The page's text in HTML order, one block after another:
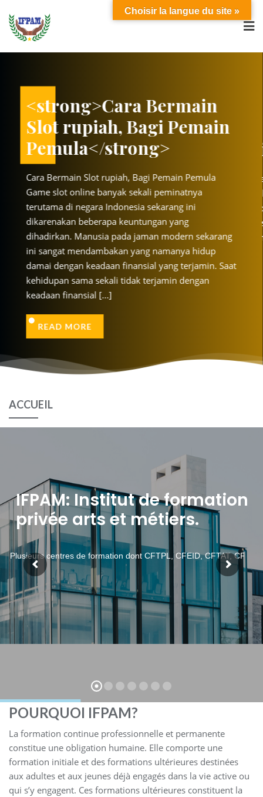
content
Bermain
Bagi Pemain
strong>
Slot rupiah, Bagi Pemain Pemula
banyak sekali peminatnya
Indonesia sekarang ini
keuntungan yang
pada jaman modern sekarang
yang namanya hidup
keadaan finansial yang terjamin. Saat
sekali tidak terjamin dengan
[...]
Best dating sites
Many local newspapers had online personals
mid 1990s but were bought out by these big
sites. From some of the comments it really
how desperate dating sites are for money
even advertise in comment sections. You
much better chance going to local [...]
READ MORE
Slot
Cara
Game slot
terutama di
dihadirkan.
ini sangat
damai
kehidupan
ACCUEIL
IFPAM: Institut de formation
privée arts et métiers.
Plusieurs centres de formation dont CFTPL, CFEID, CFTAT, CFTB,
POURQUOI IFPAM?
La formation continue professionnelle et permanente
constitue une obligation humaine. Elle comporte une
formation initiale et des formations ultérieures destinées
aux adultes et aux jeunes déjà engagés dans la vie active ou
qui s’y engagent. Ces formations ultérieures constituent la
Choisir la langue du site »